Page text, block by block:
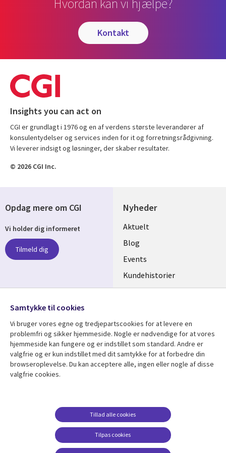
Hvordan kan vi hjælpe?
kontakt
Insights you can act on
CGI er grundlagt i 1976 og en af verdens største leverandører af
konsulentydelser og services inden for it og forretningsrådgivning.
Vi leverer indsigt og løsninger, der skaber resultater.
© 2026 CGI Inc.
Nyheder
Useful
links
DENMARK
Aktuelt
Blog
Events
Kundehistorier
Videoer
Se mere
Library
DENMARK
Artikler
Kundehistorier
Support
Accessibility
Suppliers
Change consent
Opdag mere om CGI
Vi holder dig informeret
Tilmeld dig
Media
DENMARK
Samtykke til cookies
Vi bruger vores egne og tredjepartscookies for at levere en
problemfri og sikker hjemmeside. Nogle er nødvendige for at vores
hjemmeside kan fungere og er indstillet som standard. Andre er
valgfrie og er kun indstillet med dit samtykke for at forbedre din
browseroplevelse. Du kan acceptere alle, ingen eller nogle af disse
valgfrie cookies.
Tilpas cookies
Tillad alle cookies